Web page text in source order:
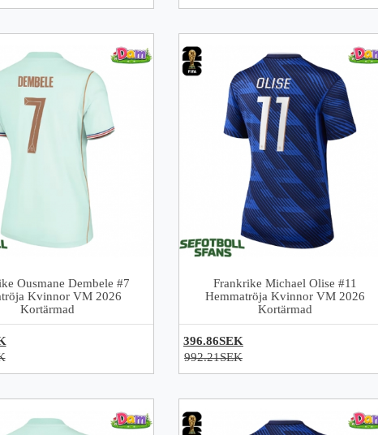
Ousmane Dembele #7
Kvinnor VM 2026
Kortärmad
Frankrike Michael Olise #11
Hemmatröja Kvinnor VM 2026
Kortärmad
396.86SEK
992.21SEK